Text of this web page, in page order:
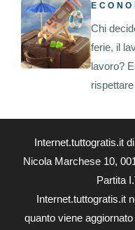
Chi
ferie, il
lavoro?
rispettare
Internet.tuttogratis.it
Nicola Marchese 10,
Partita
Internet.tuttogratis.it
quanto viene